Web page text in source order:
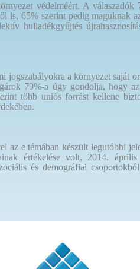
védelméért. A
65% szerint pedig maguknak
hulladékgyűjtés
a környezet saját
79%-a úgy gondolja, hogy
több uniós forrást kellene
e témában készült legutóbbi
értékelése volt, 2014.
és demográfiai